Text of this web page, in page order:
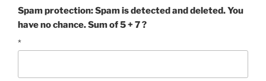
Spam protection: Spam is detected and deleted. You
have no chance. Sum of 5 + 7 ?
*